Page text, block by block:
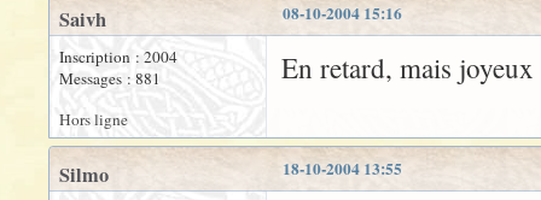
08-10-2004 15:16
Saivh
Inscription : 2004
Messages : 881
En retard, mais
Hors ligne
18-10-2004 13:55
Silmo